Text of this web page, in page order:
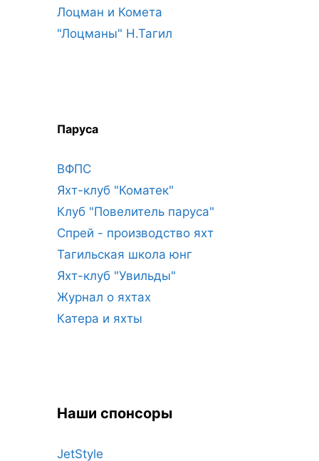
Лоцман и Комета
"Лоцманы" Н.Тагил
Паруса
ВФПС
Яхт-клуб "Коматек"
Клуб "Повелитель паруса"
Спрей - производство яхт
Тагильская школа юнг
Яхт-клуб "Увильды"
Журнал о яхтах
Катера и яхты
Наши спонсоры
JetStyle